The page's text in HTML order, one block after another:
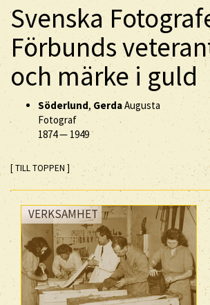
Svenska
Förbunds
och märke i guld
Söderlund, GerdaAugusta
Fotograf
1874— 1949
[ TILL TOPPEN ]
VERKSAMHET